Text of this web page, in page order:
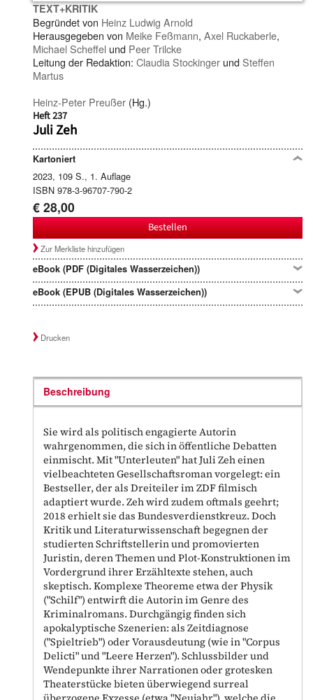
TEXT+KRITIK
Begründet von Heinz Ludwig Arnold
Herausgegeben von Meike Feßmann, Axel Ruckaberle,
Michael Scheffel und Peer Trilcke
Leitung der Redaktion: Claudia Stockinger undSteffen
Martus
Heinz-Peter Preußer (Hg.)
Heft 237
Juli Zeh
Kartoniert
2023, 109 S., 1. Auflage
ISBN 978-3-96707-790-2
€ 28,00
Bestellen
Zur Merkliste hinzufügen
eBook (PDF (Digitales Wasserzeichen))
eBook (EPUB (Digitales Wasserzeichen))
Drucken
Beschreibung
Sie wird als politisch engagierte Autorin
wahrgenommen, die sich in öffentliche Debatten
einmischt. Mit "Unterleuten" hat Juli Zeh einen
vielbeachteten Gesellschaftsroman vorgelegt: ein
Bestseller, der als Dreiteiler im ZDF filmisch
adaptiert wurde. Zeh wird zudem oftmals geehrt;
2018 erhielt sie das Bundesverdienstkreuz. Doch
Kritik und Literaturwissenschaft begegnen der
studierten Schriftstellerin und promovierten
Juristin, deren Themen und Plot-Konstruktionen im
Vordergrund ihrer Erzähltexte stehen, auch
skeptisch. Komplexe Theoreme etwa der Physik
("Schilf") entwirft die Autorin im Genre des
Kriminalromans. Durchgängig finden sich
apokalyptische Szenerien: als Zeitdiagnose
("Spieltrieb") oder Vorausdeutung (wie in "Corpus
Delicti" und "Leere Herzen"). Schlussbilder und
Wendepunkte ihrer Narrationen oder grotesken
Theaterstücke bieten überwiegend surreal